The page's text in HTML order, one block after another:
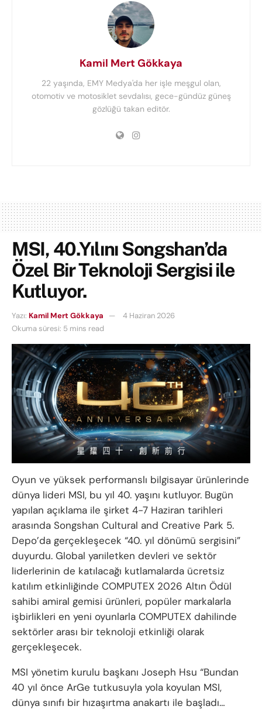
Kamil Mert Gökkaya
22 yaşında, EMY Medya'da her işle meşgul olan,
otomotiv ve motosiklet sevdalısı, gece-gündüz güneş
gözlüğü takan editör.
MSI, 40.Yılını Songshan’da
Özel Bir Teknoloji Sergisi ile
Kutluyor.
Yazı: Kamil Mert Gökkaya
4 Haziran 2026
Okuma süresi: 5 mins read
Oyun ve yüksek performanslı bilgisayar ürünlerinde
dünya lideri MSI, bu yıl 40. yaşını kutluyor. Bugün
yapılan açıklama ile şirket 4-7 Haziran tarihleri
arasında Songshan Cultural and Creative Park 5.
Depo’da gerçekleşecek “40. yıl dönümü sergisini”
duyurdu. Global yarıiletken devleri ve sektör
liderlerinin de katılacağı kutlamalarda ücretsiz
katılım etkinliğinde COMPUTEX 2026 Altın Ödül
sahibi amiral gemisi ürünleri, popüler markalarla
işbirlikleri en yeni oyunlarla COMPUTEX dahilinde
sektörler arası bir teknoloji etkinliği olarak
gerçekleşecek.
MSI yönetim kurulu başkanı Joseph Hsu “Bundan
40 yıl önce ArGe tutkusuyla yola koyulan MSI,
dünya sınıfı bir hızaşırtma anakartı ile başladı…